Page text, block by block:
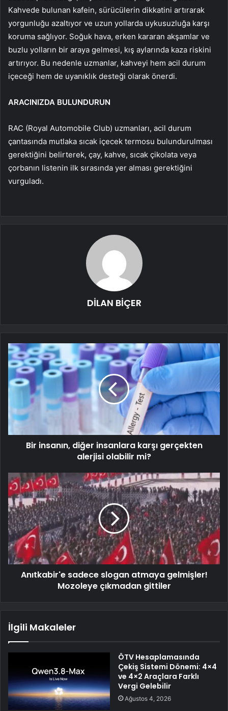
Kahvede bulunan kafein, sürücülerin dikkatini artırarak
yorgunluğu azaltıyor ve uzun yollarda uykusuzluğa karşı
koruma sağlıyor. Soğuk hava, erken kararan akşamlar ve
buzlu yolların bir araya gelmesi, kış aylarında kaza riskini
artırıyor. Bu nedenle uzmanlar, kahveyi hem acil durum
içeceği hem de uyanıklık desteği olarak önerdi.
ARACINIZDA BULUNDURUN
RAC (Royal Automobile Club) uzmanları, acil durum
çantasında mutlaka sıcak içecek termosu bulundurulması
gerektiğini belirterek, çay, kahve, sıcak çikolata veya
çorbanın listenin ilk sırasında yer alması gerektiğini
vurguladı.
DİLAN BİÇER
Bir insanın, diğer insanlara karşı gerçekten
alerjisi olabilir mi?
Anıtkabir'e sadece slogan atmaya gelmişler!
Mozoleye çıkmadan gittiler
İlgili Makaleler
ÖTV Hesaplamasında
Çekiş Sistemi Dönemi: 4×4
ve 4×2 Araçlara Farklı
Vergi Gelebilir
Ağustos 4, 2026